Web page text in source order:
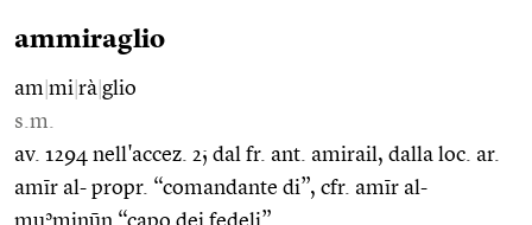
ammiraglio
am mi rà glio
s.m.
av. 1294 nell'accez. 2; dal fr. ant. amirail, dalla loc. ar.
amīr al- propr. “comandante di”, cfr. amīr al-